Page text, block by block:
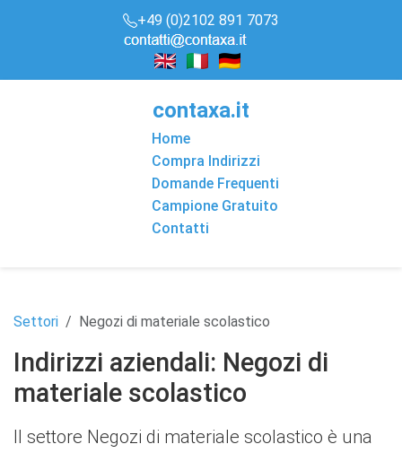
+49 (0)2102 891 7073
contaxa.it
Home
Compra Indirizzi
Domande Frequenti
Campione Gratuito
Contatti
Settori Negozi di materiale scolastico
Indirizzi aziendali: Negozi di
materiale scolastico
Il settore Negozi di materiale scolastico è una